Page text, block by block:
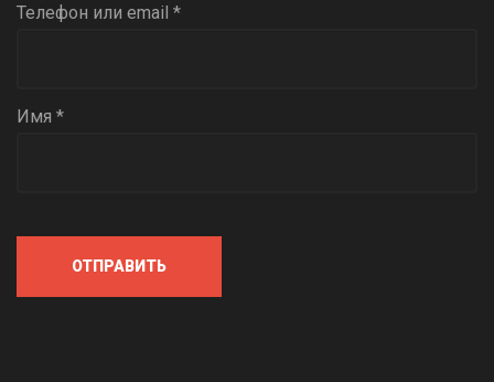
Телефон или email *
Имя *
ОТПРАВИТЬ